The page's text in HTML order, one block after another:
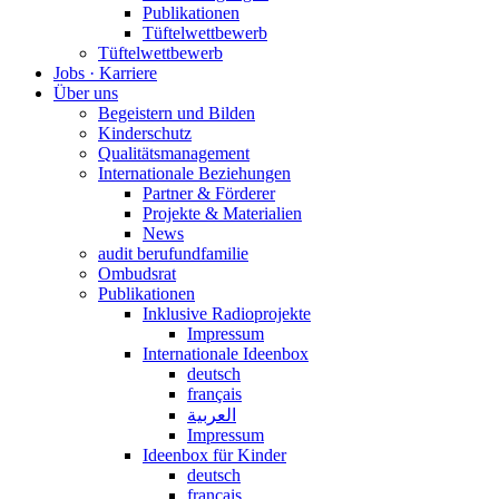
Publikationen
Tüftelwettbewerb
Tüftelwettbewerb
Jobs · Karriere
Über uns
Begeistern und Bilden
Kinderschutz
Qualitätsmanagement
Internationale Beziehungen
Partner & Förderer
Projekte & Materialien
News
audit berufundfamilie
Ombudsrat
Publikationen
Inklusive Radioprojekte
Impressum
Internationale Ideenbox
deutsch
français
العربية
Impressum
Ideenbox für Kinder
deutsch
français